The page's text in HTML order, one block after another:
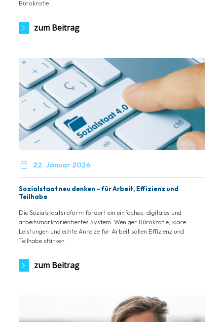
Bürokratie.
zum Beitrag
 22. Januar 2026
Sozialstaat neu denken – für Arbeit, Effizienz und
Teilhabe
Die Sozialstaatsreform fordert ein einfaches, digitales und
arbeitsmarktorientiertes System. Weniger Bürokratie, klare
Leistungen und echte Anreize für Arbeit sollen Effizienz und
Teilhabe stärken.
zum Beitrag